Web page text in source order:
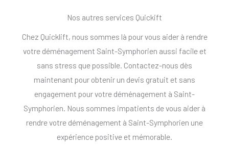
Nos autres services Quickift
Chez Quicklift, nous sommes là pour vous aider à rendre
votre déménagement Saint-Symphorien aussi facile et
sans stress que possible. Contactez-nous dès
maintenant pour obtenir un devis gratuit et sans
engagement pour votre déménagement à Saint-
Symphorien. Nous sommes impatients de vous aider à
rendre votre déménagement à Saint-Symphorien une
expérience positive et mémorable.